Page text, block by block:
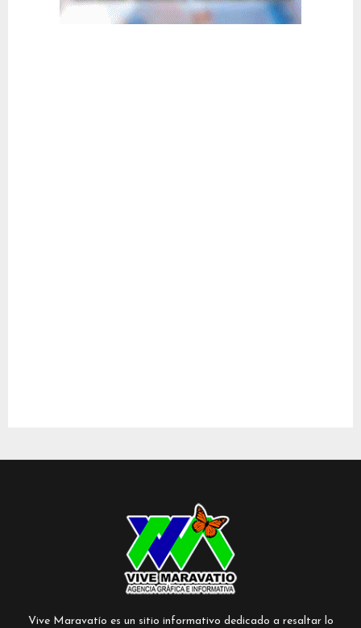
Vive Maravatío es un sitio informativo dedicado a resaltar lo